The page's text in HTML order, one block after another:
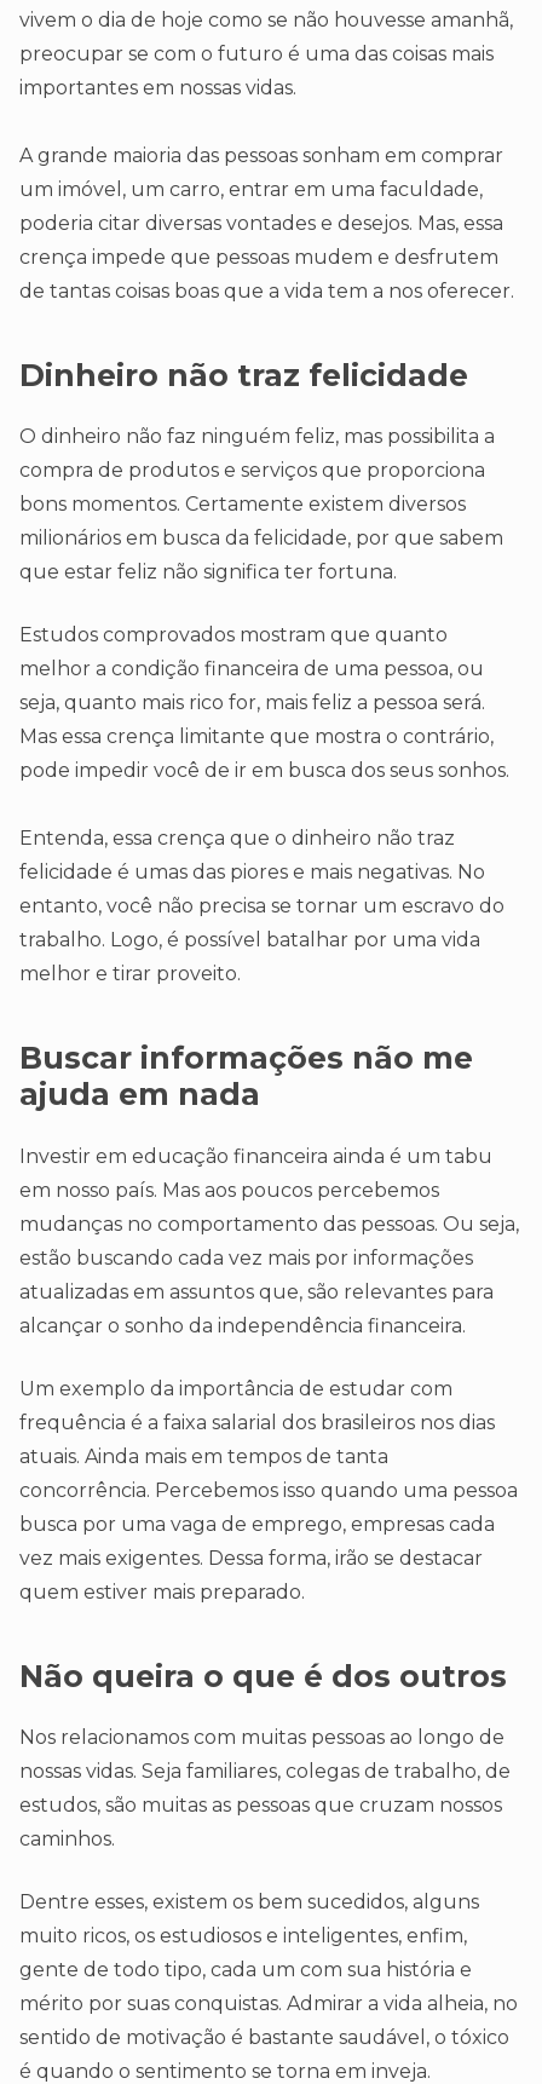
vivem o dia de hoje como se não houvesse amanhã,
preocupar se com o futuro é uma das coisas mais
importantes em nossas vidas.
A grande maioria das pessoas sonham em comprar
um imóvel, um carro, entrar em uma faculdade,
poderia citar diversas vontades e desejos. Mas, essa
crença impede que pessoas mudem e desfrutem
de tantas coisas boas que a vida tem a nos oferecer.
Dinheiro não traz felicidade
O dinheiro não faz ninguém feliz, mas possibilita a
compra de produtos e serviços que proporciona
bons momentos. Certamente existem diversos
milionários em busca da felicidade, por que sabem
que estar feliz não significa ter fortuna.
Estudos comprovados mostram que quanto
melhor a condição financeira de uma pessoa, ou
seja, quanto mais rico for, mais feliz a pessoa será.
Mas essa crença limitante que mostra o contrário,
pode impedir você de ir em busca dos seus sonhos.
Entenda, essa crença que o dinheiro não traz
felicidade é umas das piores e mais negativas. No
entanto, você não precisa se tornar um escravo do
trabalho. Logo, é possível batalhar por uma vida
melhor e tirar proveito.
Buscar informações não me
ajuda em nada
Investir em educação financeira ainda é um tabu
em nosso país. Mas aos poucos percebemos
mudanças no comportamento das pessoas. Ou seja,
estão buscando cada vez mais por informações
atualizadas em assuntos que, são relevantes para
alcançar o sonho da independência financeira.
Um exemplo da importância de estudar com
frequência é a faixa salarial dos brasileiros nos dias
atuais. Ainda mais em tempos de tanta
concorrência. Percebemos isso quando uma pessoa
busca por uma vaga de emprego, empresas cada
vez mais exigentes. Dessa forma, irão se destacar
quem estiver mais preparado.
Não queira o que é dos outros
Nos relacionamos com muitas pessoas ao longo de
nossas vidas. Seja familiares, colegas de trabalho, de
estudos, são muitas as pessoas que cruzam nossos
caminhos.
Dentre esses, existem os bem sucedidos, alguns
muito ricos, os estudiosos e inteligentes, enfim,
gente de todo tipo, cada um com sua história e
mérito por suas conquistas. Admirar a vida alheia, no
sentido de motivação é bastante saudável, o tóxico
é quando o sentimento se torna em inveja.